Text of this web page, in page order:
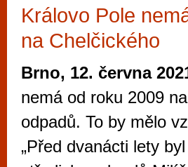
Královo Pole
na Chelčického
Brno, 12. června
nemá od roku 2009
odpadů. To by mělo
„Před dvanácti lety
Mimo jiné je ale také